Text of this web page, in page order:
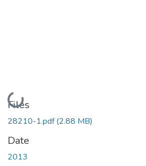
Loading...
Files
28210-1.pdf(2.88 MB)
Date
2013